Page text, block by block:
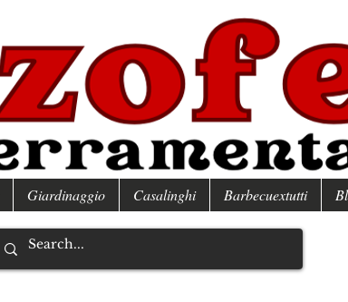
Giardinaggio Casalinghi Barbecuextutti